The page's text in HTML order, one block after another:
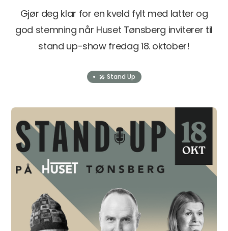
Gjør deg klar for en kveld fylt med latter og
god stemning når Huset Tønsberg inviterer til
stand up-show fredag 18. oktober!
🎤 Stand Up